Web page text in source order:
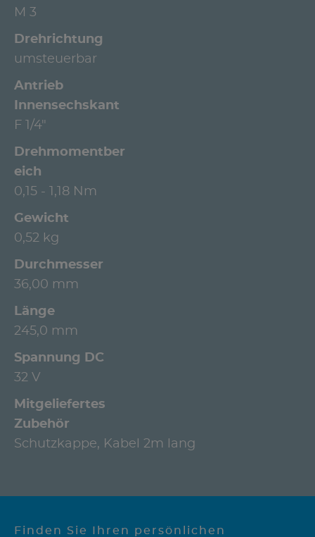
M 3
Drehrichtung
umsteuerbar
Antrieb
Innensechskant
F 1/4"
Drehmomentber
eich
0,15 - 1,18 Nm
Gewicht
0,52 kg
Durchmesser
36,00 mm
Länge
245,0 mm
Spannung DC
32 V
Mitgeliefertes
Zubehör
Schutzkappe, Kabel 2m lang
Finden Sie Ihren persönlichen